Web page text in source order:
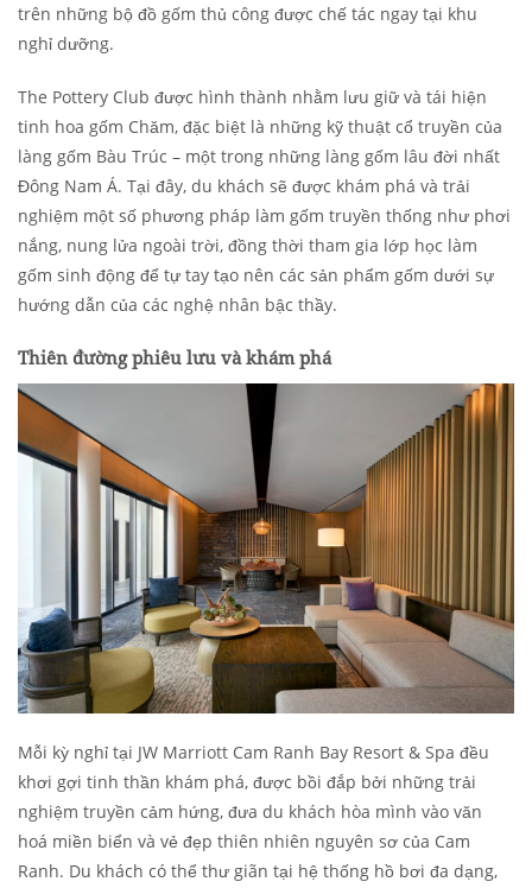
trên những bộ đồ gốm thủ công được chế tác ngay tại khu
nghỉ dưỡng.
The Pottery Club được hình thành nhằm lưu giữ và tái hiện
tinh hoa gốm Chăm, đặc biệt là những kỹ thuật cổ truyền của
làng gốm Bàu Trúc – một trong những làng gốm lâu đời nhất
Đông Nam Á. Tại đây, du khách sẽ được khám phá và trải
nghiệm một số phương pháp làm gốm truyền thống như phơi
nắng, nung lửa ngoài trời, đồng thời tham gia lớp học làm
gốm sinh động để tự tay tạo nên các sản phẩm gốm dưới sự
hướng dẫn của các nghệ nhân bậc thầy.
Thiên đường phiêu lưu và khám phá
Mỗi kỳ nghỉ tại JW Marriott Cam Ranh Bay Resort & Spa đều
khơi gợi tinh thần khám phá, được bồi đắp bởi những trải
nghiệm truyền cảm hứng, đưa du khách hòa mình vào văn
hoá miền biển và vẻ đẹp thiên nhiên nguyên sơ của Cam
Ranh. Du khách có thể thư giãn tại hệ thống hồ bơi đa dạng,